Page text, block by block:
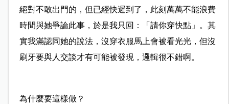
絕對不敢出門的，但已經快遲到了，此刻萬萬不能浪費
時間與她爭論此事，於是我只回：「請你穿快點」。其
實我滿認同她的說法，沒穿衣服馬上會被看光光，但沒
刷牙要與人交談才有可能被發現，邏輯很不錯啊。
為什麼要這樣做？